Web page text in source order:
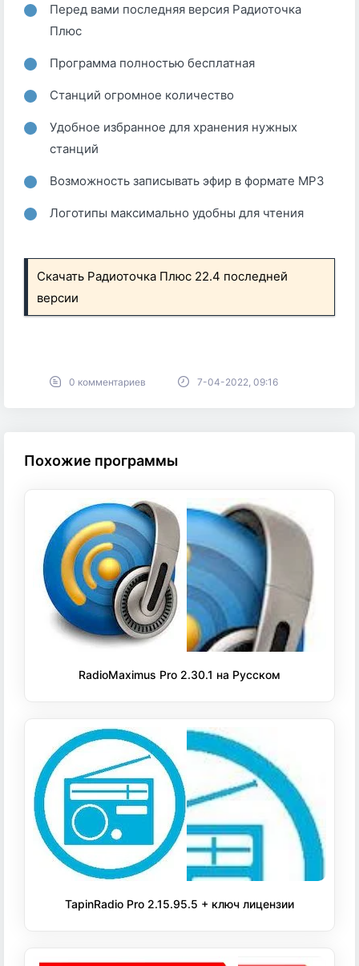
Перед вами последняя версия Радиоточка
Плюс
Программа полностью бесплатная
Станций огромное количество
Удобное избранное для хранения нужных
станций
Возможность записывать эфир в формате MP3
Логотипы максимально удобны для чтения
Скачать Радиоточка Плюс 22.4 последней
версии
0 комментариев 7-04-2022, 09:16
Похожие программы
RadioMaximus Pro 2.30.1 на Русском
TapinRadio Pro 2.15.95.5 + ключ лицензии